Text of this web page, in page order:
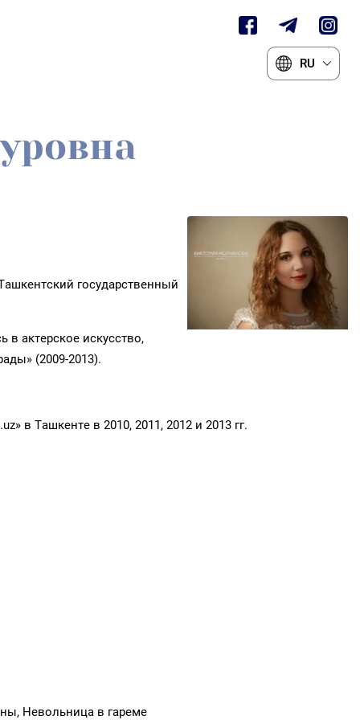
RU
государственный
актерское искусство,
(2009-2013).
в Ташкенте в 2010, 2011, 2012 и 2013 гг.
Невольница в гареме